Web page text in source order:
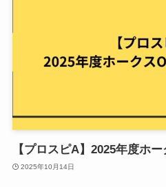
【プロスピA】2025年度ホ
2025年10月14日